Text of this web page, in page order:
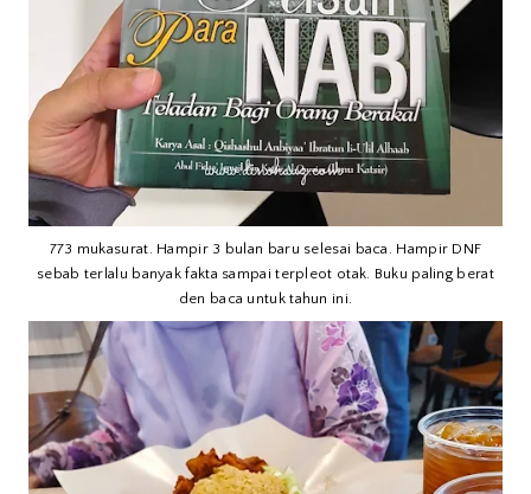
773 mukasurat. Hampir 3 bulan baru selesai baca. Hampir DNF
sebab terlalu banyak fakta sampai terpleot otak. Buku paling berat
den baca untuk tahun ini.